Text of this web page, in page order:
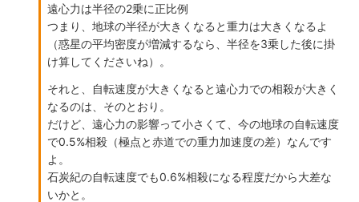
遠心力は半径の2乗に正比例
つまり、地球の半径が大きくなると重力は大きくなるよ
（惑星の平均密度が増減するなら、半径を3乗した後に掛
け算してくださいね）。
それと、自転速度が大きくなると遠心力での相殺が大きく
なるのは、そのとおり。
だけど、遠心力の影響って小さくて、今の地球の自転速度
で0.5%相殺（極点と赤道での重力加速度の差）なんです
よ。
石炭紀の自転速度でも0.6%相殺になる程度だから大差な
いかと。